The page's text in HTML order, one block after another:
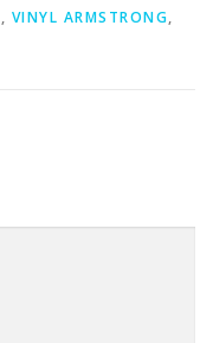
, VINYL ARMSTRONG,